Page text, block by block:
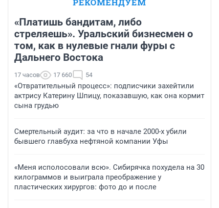
РЕКОМЕНДУЕМ
«Платишь бандитам, либо
стреляешь». Уральский бизнесмен о
том, как в нулевые гнали фуры с
Дальнего Востока
17 часов 17 660 54
«Отвратительный процесс»: подписчики захейтили
актрису Катерину Шпицу, показавшую, как она кормит
сына грудью
Смертельный аудит: за что в начале 2000-х убили
бывшего главбуха нефтяной компании Уфы
«Меня исполосовали всю». Сибирячка похудела на 30
килограммов и выиграла преображение у
пластических хирургов: фото до и после